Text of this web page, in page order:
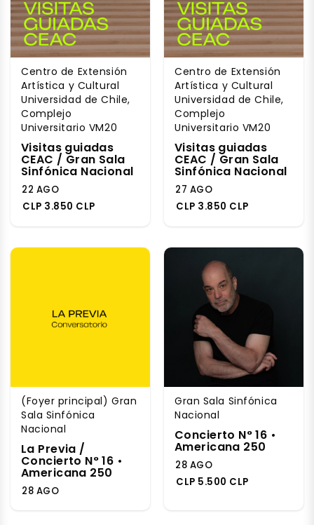
Centro de Extensión
Artística y Cultural
Universidad de Chile,
Complejo
Universitario VM20
Visitas guiadas
CEAC / Gran Sala
Sinfónica Nacional
22 AGO
CLP 3.850 CLP
Centro de Extensión
Artística y Cultural
Universidad de Chile,
Complejo
Universitario VM20
Visitas guiadas
CEAC / Gran Sala
Sinfónica Nacional
27 AGO
CLP 3.850 CLP
(Foyer principal) Gran
Sala Sinfónica
Nacional
La Previa /
Concierto N° 16 •
Americana 250
28 AGO
Gran Sala Sinfónica
Nacional
Concierto N° 16 •
Americana 250
28 AGO
CLP 5.500 CLP